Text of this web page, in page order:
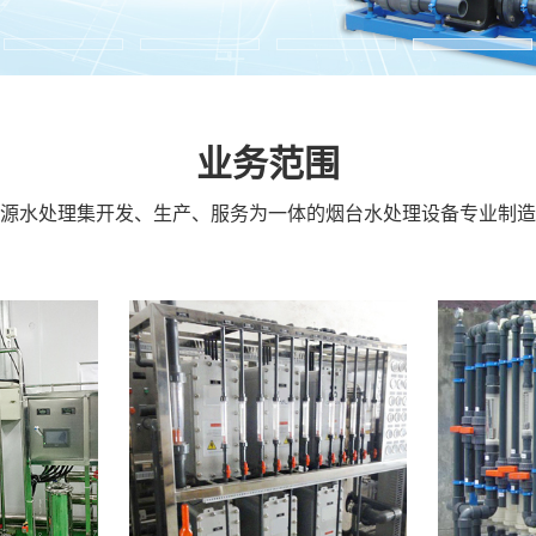
业务范围
水处理集开发、生产、服务为一体的烟台水处理设备专业制